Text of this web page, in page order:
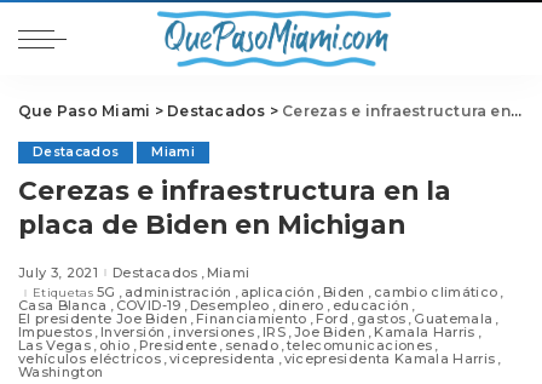
Que Paso Miami > Destacados > Cerezas e infraestructura en la placa de Biden en Michigan
Destacados Miami
Cerezas e infraestructura en la
placa de Biden en Michigan
July 3, 2021 Destacados Miami
Etiquetas 5G administración aplicación Biden cambio climático
Casa Blanca COVID-19 Desempleo dinero educación
El presidente Joe Biden Financiamiento Ford gastos Guatemala
Impuestos Inversión inversiones IRS Joe Biden Kamala Harris
Las Vegas ohio Presidente senado telecomunicaciones
vehículos eléctricos vicepresidenta vicepresidenta Kamala Harris
Washington